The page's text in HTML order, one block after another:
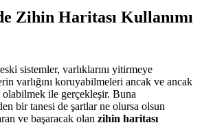
Zihin Haritası Kullanımı
sistemler, varlıklarını yitirmeye
varlığını koruyabilmeleri ancak ve ancak
ile gerçekleşir. Buna
bir tanesi de şartlar ne olursa olsun
ve başaracak olan zihin haritası